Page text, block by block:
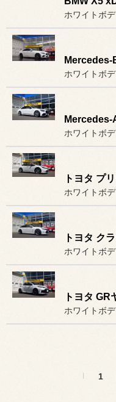
ホワイトボ
ホワイトボ
ホワイトボ
ホワイトボ
1